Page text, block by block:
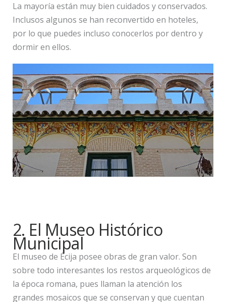
La mayoría están muy bien cuidados y conservados.
Inclusos algunos se han reconvertido en hoteles,
por lo que puedes incluso conocerlos por dentro y
dormir en ellos.
2. El Museo Histórico
Municipal
El museo de Écija posee obras de gran valor. Son
sobre todo interesantes los restos arqueológicos de
la época romana, pues llaman la atención los
grandes mosaicos que se conservan y que cuentan